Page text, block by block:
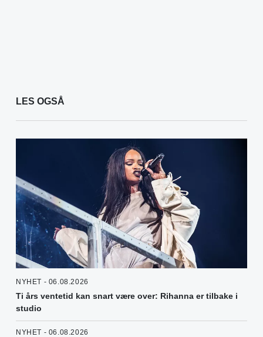
LES OGSÅ
NYHET - 06.08.2026
Ti års ventetid kan snart være over: Rihanna er tilbake i
studio
NYHET - 06.08.2026